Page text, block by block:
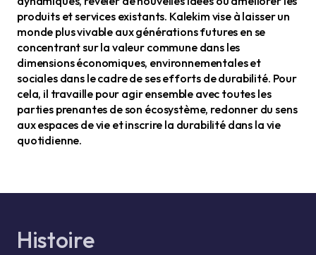
produits et services existants. Kalekim vise à laisser un
monde plus vivable aux générations futures en se
concentrant sur la valeur commune dans les
dimensions économiques, environnementales et
sociales dans le cadre de ses efforts de durabilité. Pour
cela, il travaille pour agir ensemble avec toutes les
parties prenantes de son écosystème, redonner du sens
aux espaces de vie et inscrire la durabilité dans la vie
quotidienne.
Histoire